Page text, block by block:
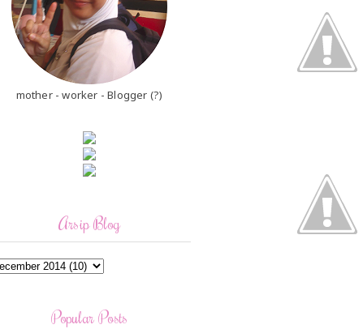
mother - worker - Blogger (?)
Arsip Blog
Popular Posts